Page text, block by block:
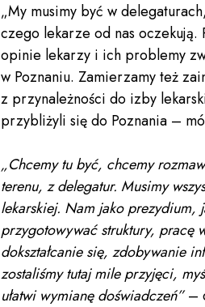
„My musimy być w
czego lekarze od nas
opinie lekarzy i ich problemy
w Poznaniu. Zamierzamy też
z przynależności do izby
przybliżyli się do Poznania –
„Chcemy tu być, chcemy
terenu, z delegatur. Musimy
lekarskiej. Nam jako prezydium,
przygotowywać struktury, pracę
dokształcanie się, zdobywanie
zostaliśmy tutaj mile przyjęci,
ułatwi wymianę doświadczeń”–